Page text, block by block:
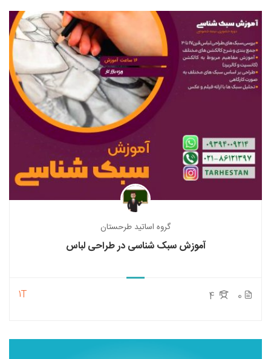
گروه اساتید طرحستان
آموزش سبک شناسی در طراحی لباس
0
1T